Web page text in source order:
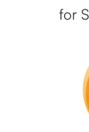
for